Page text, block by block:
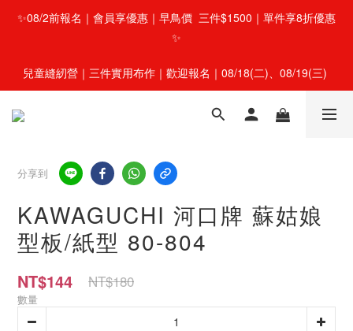
✨08/2前報名｜會員享優惠｜早鳥價  三件$1500｜單件享8折優惠
✨
兒童縫紉營｜三件實用布作｜歡迎報名｜08/18(二)、08/19(三)
分享到
KAWAGUCHI 河口牌 蘇姑娘
型板/紙型 80-804
NT$144 NT$180
數量